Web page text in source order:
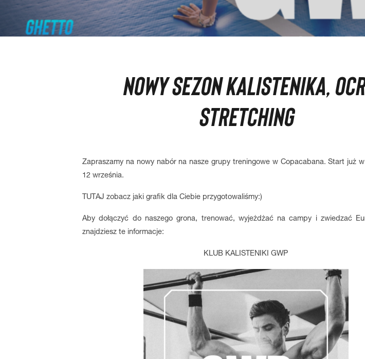
NOWY SEZON KALISTENIKA,
STRETCHING
Zapraszamy na nowy nabór na nasze grupy treningowe w Copacabana. Start już w
12 września.
TUTAJ zobacz jaki grafik dla Ciebie przygotowaliśmy:)
Aby dołączyć do naszego grona, trenować, wyjeżdżać na campy i zwiedzać
znajdziesz te informacje:
KLUB KALISTENIKI GWP